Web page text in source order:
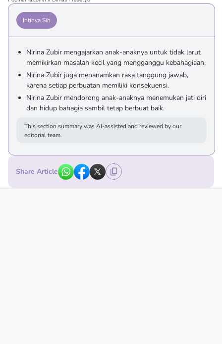
Intinya Sih
Nirina Zubir mengajarkan anak-anaknya untuk tidak larut
memikirkan masalah kecil yang mengganggu kebahagiaan.
Nirina Zubir juga menanamkan rasa tanggung jawab,
karena setiap perbuatan memiliki konsekuensi.
Nirina Zubir mendorong anak-anaknya menemukan jati diri
dan hidup bahagia sambil tetap berbuat baik.
This section summary was AI-assisted and reviewed by our
editorial team.
Share Article